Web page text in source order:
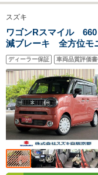
スズキ
ワゴンRスマイル
減ブレーキ 全方位
ライブレコーダー ア
ル 両側電動スライド
イ シートヒーター
ディーラー保証 車両品質評価